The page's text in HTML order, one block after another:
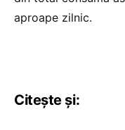
aproape zilnic.
Citește și: